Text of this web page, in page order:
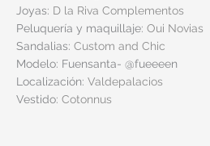
Joyas: D la Riva Complementos
Peluquería y maquillaje: Oui Novias
Sandalias: Custom and Chic
Modelo: Fuensanta- @fueeeen
Localización: Valdepalacios
Vestido: Cotonnus